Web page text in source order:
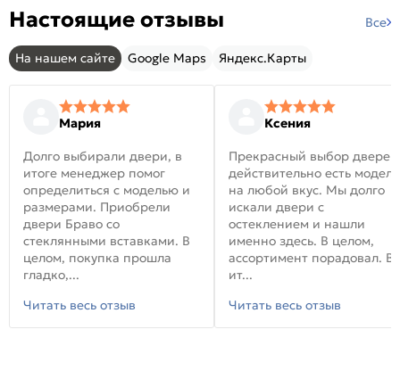
Настоящие отзывы Все
На нашем сайте Google Maps Яндекс.Карты
Мария
Долго выбирали двери, в
итоге менеджер помог
определиться с моделью и
размерами. Приобрели
двери Браво со
стеклянными вставками. В
целом, покупка прошла
гладко,...
Читать весь отзыв
Ксения
Прекрасный выбор
действительно есть модели
на любой вкус. Мы долго
искали двери с
остеклением и нашли
именно здесь. В целом,
ассортимент порадовал. В
ит...
Читать весь отзыв